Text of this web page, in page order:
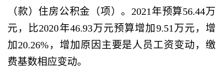
（款）住房公积金（项）。2021年预算56.44万
元，比2020年46.93万元预算增加9.51万元，增
加20.26%，增加原因主要是人员工资变动，缴
费基数相应变动。